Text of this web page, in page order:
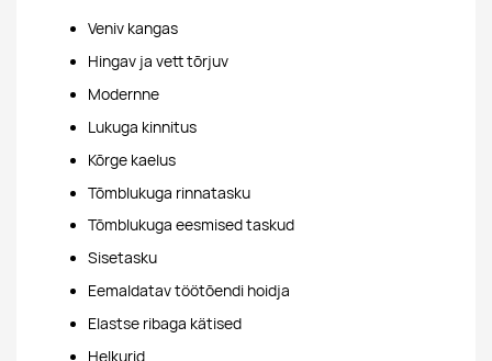
Veniv kangas
Hingav ja vett tõrjuv
Modernne
Lukuga kinnitus
Kõrge kaelus
Tõmblukuga rinnatasku
Tõmblukuga eesmised taskud
Sisetasku
Eemaldatav töötõendi hoidja
Elastse ribaga kätised
Helkurid